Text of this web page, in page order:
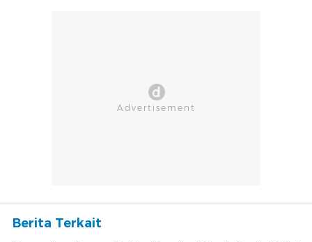
Berita Terkait